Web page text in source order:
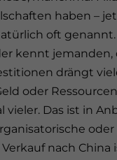
haben –
oft
kennt
drängt
oder
vieler. Das ist in
nach